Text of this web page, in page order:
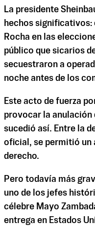
La presidente
hechos
Rocha en las
público que sicarios
secuestraron a
noche antes de los
Este acto de fuerza
provocar la anulación
sucedió así. Entre la
oficial, se permitió un
derecho.
Pero todavía más
uno de los jefes
célebre Mayo
entrega en Estados